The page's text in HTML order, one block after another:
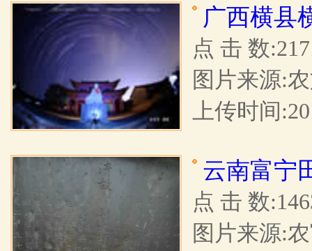
广西横县
点 击 数
图片来源:
上传时间
云南富宁
点 击 数
图片来源: